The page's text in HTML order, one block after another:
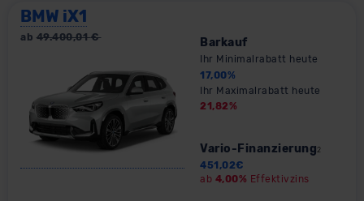
BMW iX1
ab 49.400,01€ Barkauf
Ihr Minimalrabatt heute
17,00%
Ihr Maximalrabatt heute
21,82%
Vario-Finanzierung 2
451,02€
ab 4,00% Effektivzins